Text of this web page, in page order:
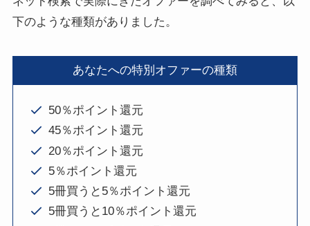
下のような種類がありました。
あなたへの特別オファーの種類
50％ポイント還元
45％ポイント還元
20％ポイント還元
5％ポイント還元
5冊買うと5％ポイント還元
5冊買うと10％ポイント還元